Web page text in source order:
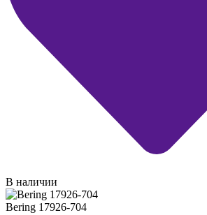
В наличии
Bering 17926-704